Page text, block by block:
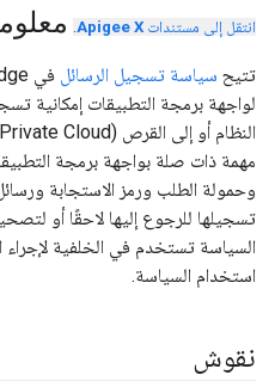
انتقل إلى مستندات Apigee X
.
تتيح سياسة تسجيل الرسائل
لواجهة برمجة التطبيقات
مهمة ذات صلة بواجهة برمجة
وحمولة الطلب ورمز الاستجابة
تسجيلها للرجوع إليها لاحقًا أو
السياسة تستخدم في الخلفية
استخدام السياسة.
نقوش